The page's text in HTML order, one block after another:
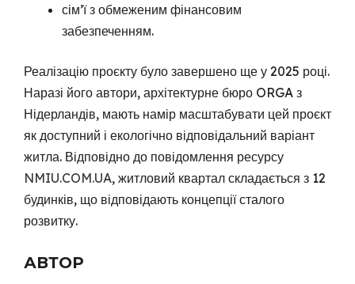
сім’ї з обмеженим фінансовим
забезпеченням.
Реалізацію проєкту було завершено ще у 2025 році.
Наразі його автори, архітектурне бюро ORGA з
Нідерландів, мають намір масштабувати цей проєкт
як доступний і екологічно відповідальний варіант
житла. Відповідно до повідомлення ресурсу
NMIU.COM.UA, житловий квартал складається з 12
будинків, що відповідають концепції сталого
розвитку.
АВТОР